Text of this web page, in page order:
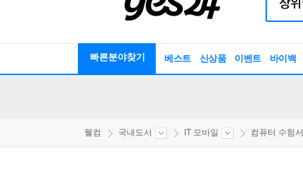
빠른분야찾기 베스트 신상품 이벤트 바이백
웰컴 국내도서 IT 모바일 컴퓨터 수험서